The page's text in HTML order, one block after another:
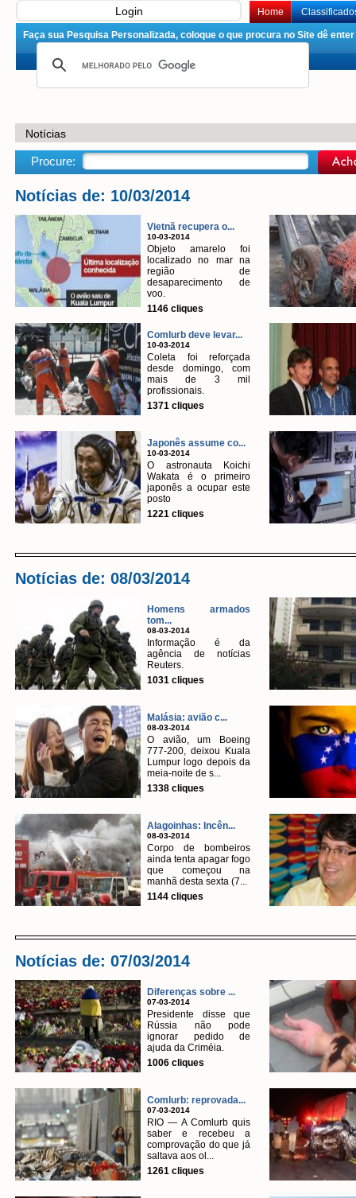
Login Home
Faça sua Pesquisa Personalizada, coloque o que procura no Site dê
Notícias
Procure:
Notícias de: 10/03/2014
Vietnã recupera o...
10-03-2014
Objeto amarelo foi
localizado no mar na
região de
desaparecimento de
voo.
1146 cliques
Comlurb deve levar...
10-03-2014
Coleta foi reforçada
desde domingo, com
mais de 3 mil
profissionais.
1371 cliques
Japonês assume co...
10-03-2014
O astronauta Koichi
Wakata é o primeiro
japonês a ocupar este
posto
1221 cliques
Notícias de: 08/03/2014
Homens armados
tom...
08-03-2014
Informação é da
agência de notícias
Reuters.
1031 cliques
Malásia: avião c...
08-03-2014
O avião, um Boeing
777-200, deixou Kuala
Lumpur logo depois da
meia-noite de s...
1338 cliques
Alagoinhas: Incên...
08-03-2014
Corpo de bombeiros
ainda tenta apagar fogo
que começou na
manhã desta sexta (7...
1144 cliques
Notícias de: 07/03/2014
Diferenças sobre ...
07-03-2014
Presidente disse que
Rússia não pode
ignorar pedido de
ajuda da Criméia.
1006 cliques
Comlurb: reprovada...
07-03-2014
RIO — A Comlurb quis
saber e recebeu a
comprovação do que já
saltava aos ol...
1261 cliques